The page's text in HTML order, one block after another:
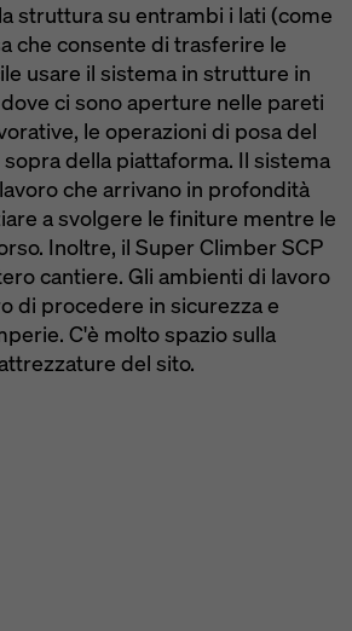
struttura su entrambi i lati (come
che consente di trasferire le
usare il sistema in strutture in
ci sono aperture nelle pareti
le operazioni di posa del
della piattaforma. Il sistema
che arrivano in profondità
a svolgere le finiture mentre le
Inoltre, il Super Climber SCP
cantiere. Gli ambienti di lavoro
di procedere in sicurezza e
C'è molto spazio sulla
del sito.